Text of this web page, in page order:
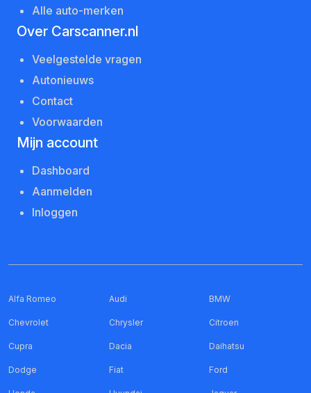
Alle auto-merken
Over Carscanner.nl
Veelgestelde vragen
Autonieuws
Contact
Voorwaarden
Mijn account
Dashboard
Aanmelden
Inloggen
Alfa Romeo Audi BMW
Chevrolet Chrysler Citroen
Cupra Dacia Daihatsu
Dodge Fiat Ford